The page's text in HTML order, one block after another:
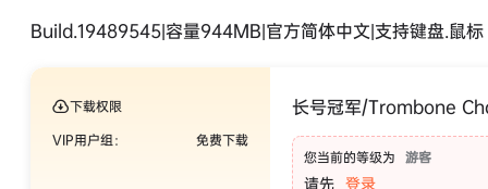
Build.19489545|容量944MB|官方简体中文|支持键盘.鼠标
下载权限
VIP用户组：
免费下载
长号冠军/Trombone
您当前的等级为 游客
请先 登录